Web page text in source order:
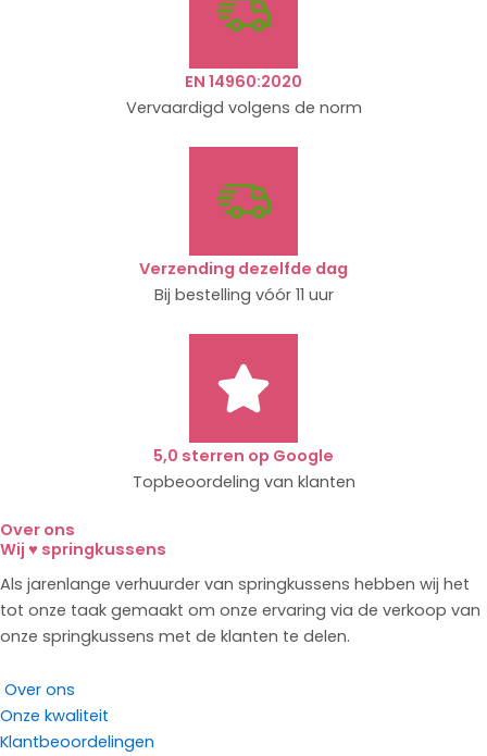
EN 14960:2020
Vervaardigd volgens de norm
Verzending dezelfde dag
Bij bestelling vóór 11 uur
5,0 sterren op Google
Topbeoordeling van klanten
Over ons
Wij ♥ springkussens
Als jarenlange verhuurder van springkussens hebben wij het
tot onze taak gemaakt om onze ervaring via de verkoop van
onze springkussens met de klanten te delen.
Over ons
Onze kwaliteit
Klantbeoordelingen